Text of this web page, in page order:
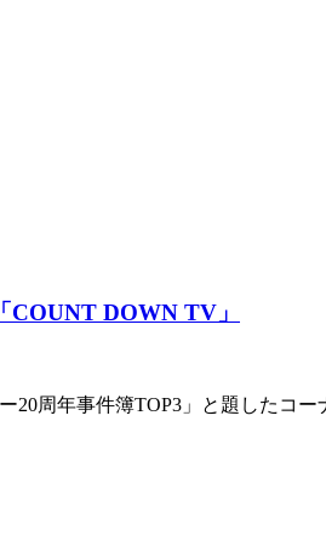
DOWN TV」
周年事件簿TOP3」と題したコ